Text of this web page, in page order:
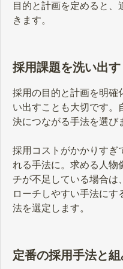
目的と計画を定めると、
きます。
採用課題を洗い出す
採用の目的と計画を明確
い出すことも大切です。
決につながる手法を選び
採用コストがかかりすぎ
れる手法に。求める人物
チが不足している場合は
ローチしやすい手法に
法を選定します。
定番の採用手法と